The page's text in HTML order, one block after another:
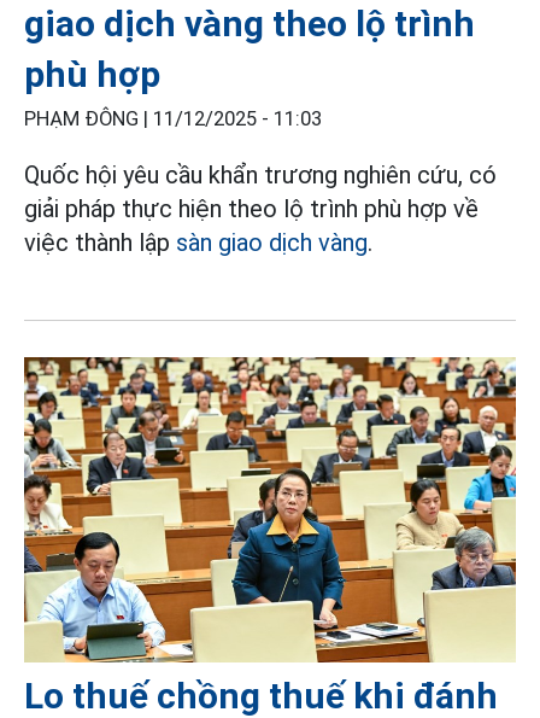
giao dịch vàng theo lộ trình
phù hợp
PHẠM ĐÔNG | 11/12/2025 - 11:03
Quốc hội yêu cầu khẩn trương nghiên cứu, có
giải pháp thực hiện theo lộ trình phù hợp về
việc thành lập sàn giao dịch vàng.
Lo thuế chồng thuế khi đánh